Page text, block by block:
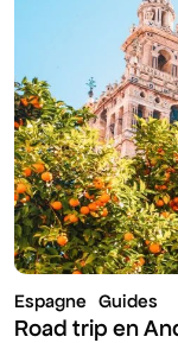
Espagne Guides
Road trip en